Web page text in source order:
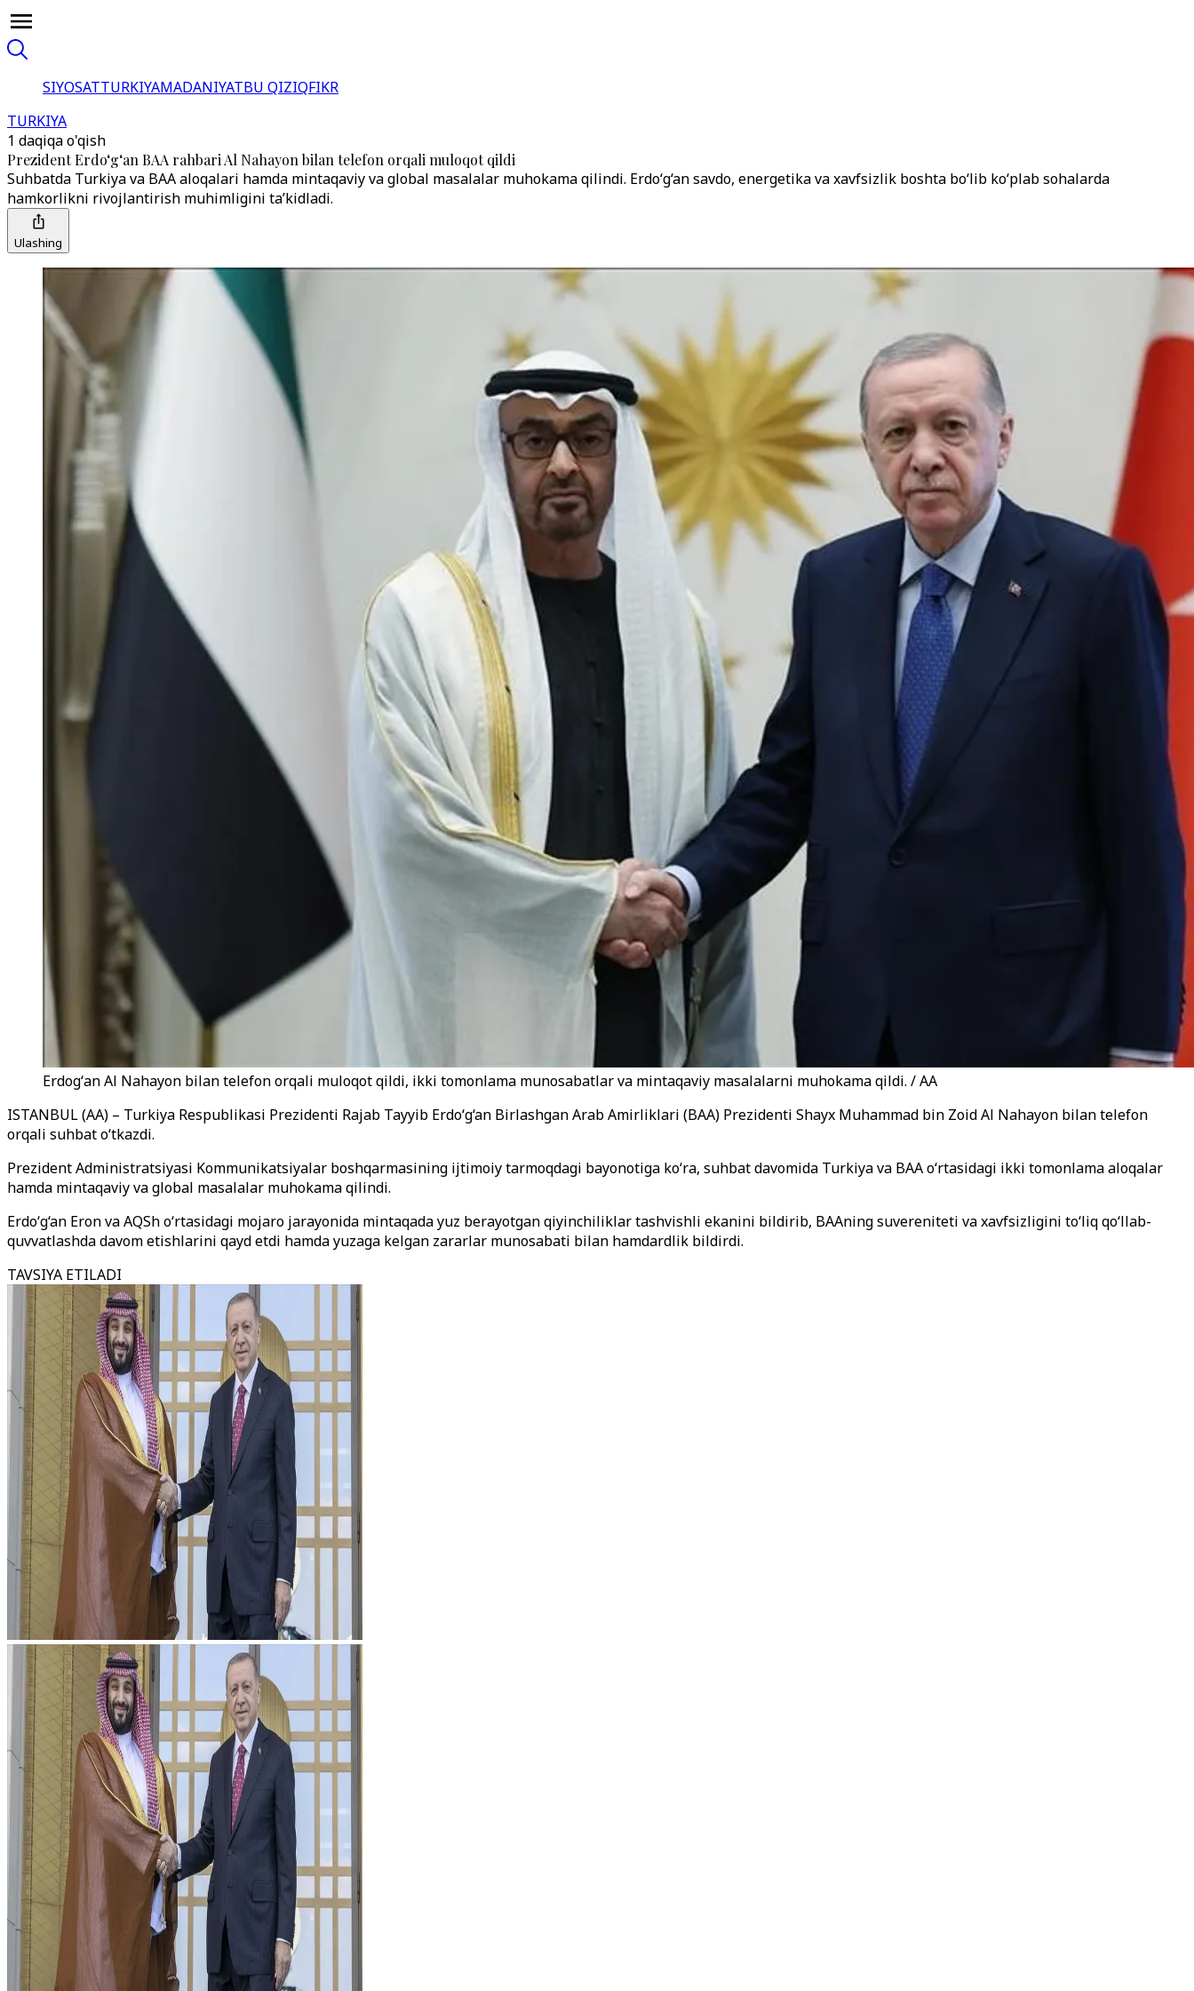
SIYOSATTURKIYAMADANIYATBU QIZIQFIKR
TURKIYA
1 daqiqa o'qish
Prezident Erdo‘g‘an BAA rahbari Al Nahayon bilan telefon orqali muloqot qildi
Suhbatda Turkiya va BAA aloqalari hamda mintaqaviy va global masalalar muhokama qilindi. Erdo‘g‘an savdo, energetika va xavfsizlik boshta bo‘lib ko‘plab sohalarda
hamkorlikni rivojlantirish muhimligini ta’kidladi.
Ulashing
Erdogʻan Al Nahayon bilan telefon orqali muloqot qildi, ikki tomonlama munosabatlar va mintaqaviy masalalarni muhokama qildi. / AA
ISTANBUL (AA) – Turkiya Respublikasi Prezidenti Rajab Tayyib Erdo‘g‘an Birlashgan Arab Amirliklari (BAA) Prezidenti Shayx Muhammad bin Zoid Al Nahayon bilan telefon
orqali suhbat o‘tkazdi.
Prezident Administratsiyasi Kommunikatsiyalar boshqarmasining ijtimoiy tarmoqdagi bayonotiga ko‘ra, suhbat davomida Turkiya va BAA o‘rtasidagi ikki tomonlama aloqalar
hamda mintaqaviy va global masalalar muhokama qilindi.
Erdo‘g‘an Eron va AQSh o‘rtasidagi mojaro jarayonida mintaqada yuz berayotgan qiyinchiliklar tashvishli ekanini bildirib, BAAning suvereniteti va xavfsizligini to‘liq qo‘llab-
quvvatlashda davom etishlarini qayd etdi hamda yuzaga kelgan zararlar munosabati bilan hamdardlik bildirdi.
TAVSIYA ETILADI